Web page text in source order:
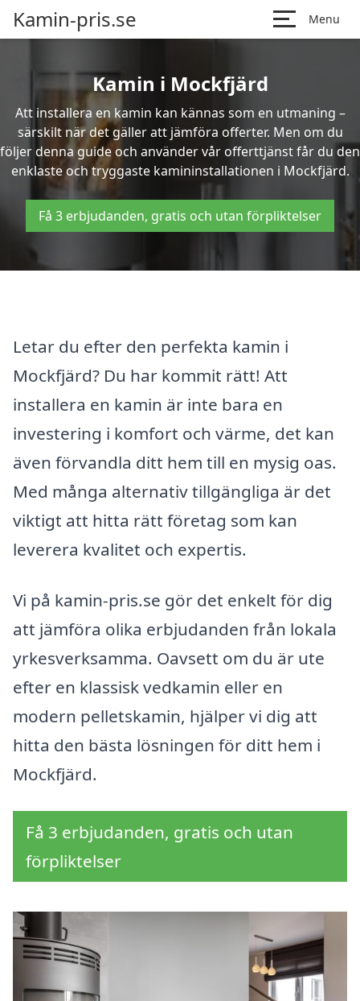
Kamin-pris.se Menu
Kamin i Mockfjärd
Att installera en kamin kan kännas som en utmaning –
särskilt när det gäller att jämföra offerter. Men om du
följer denna guide och använder vår offerttjänst får du den
enklaste och tryggaste kamininstallationen i Mockfjärd.
Få 3 erbjudanden, gratis och utan förpliktelser
Letar du efter den perfekta kamin i
Mockfjärd? Du har kommit rätt! Att
installera en kamin är inte bara en
investering i komfort och värme, det kan
även förvandla ditt hem till en mysig oas.
Med många alternativ tillgängliga är det
viktigt att hitta rätt företag som kan
leverera kvalitet och expertis.
Vi på kamin-pris.se gör det enkelt för dig
att jämföra olika erbjudanden från lokala
yrkesverksamma. Oavsett om du är ute
efter en klassisk vedkamin eller en
modern pelletskamin, hjälper vi dig att
hitta den bästa lösningen för ditt hem i
Mockfjärd.
Få 3 erbjudanden, gratis och utan
förpliktelser